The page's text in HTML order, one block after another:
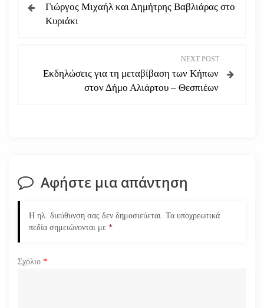
λ
η
ά
θ
Γιώργος Μιχαήλ και Δημήτρης Βαβλιάρας στο
Κυριάκι
NEXT POST
Εκδηλώσεις για τη μεταβίβαση των Κήπων
στον Δήμο Αλιάρτου – Θεσπιέων
Αφήστε μια απάντηση
Η ηλ. διεύθυνση σας δεν δημοσιεύεται. Τα υποχρεωτικά
πεδία σημειώνονται με *
Σχόλιο *